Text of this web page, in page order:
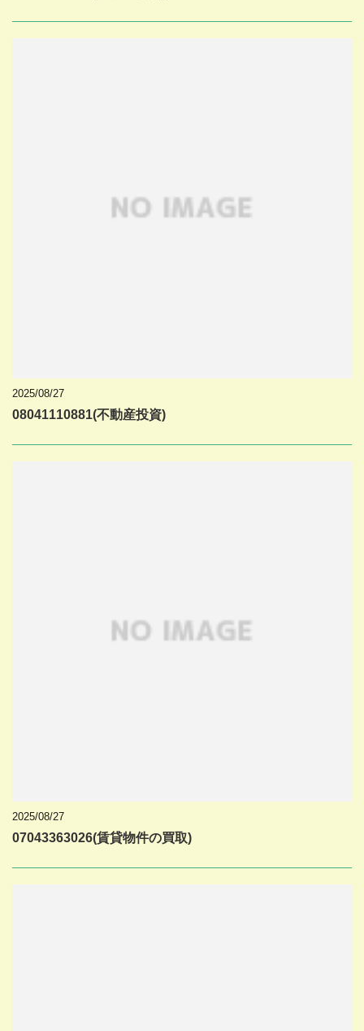
2025/08/27
08041110881(不動産投資)
2025/08/27
07043363026(賃貸物件の買取)